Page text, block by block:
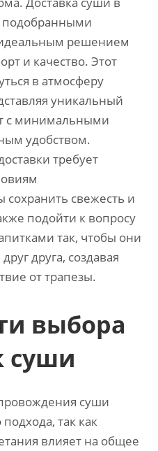
подобранными
решением
и качество. Этот
в атмосферу
уникальный
с минимальными
удобством.
требует
сохранить свежесть и
подойти к вопросу
так, чтобы они
друга, создавая
от трапезы.
выбора
суши
суши
так как
влияет на общее